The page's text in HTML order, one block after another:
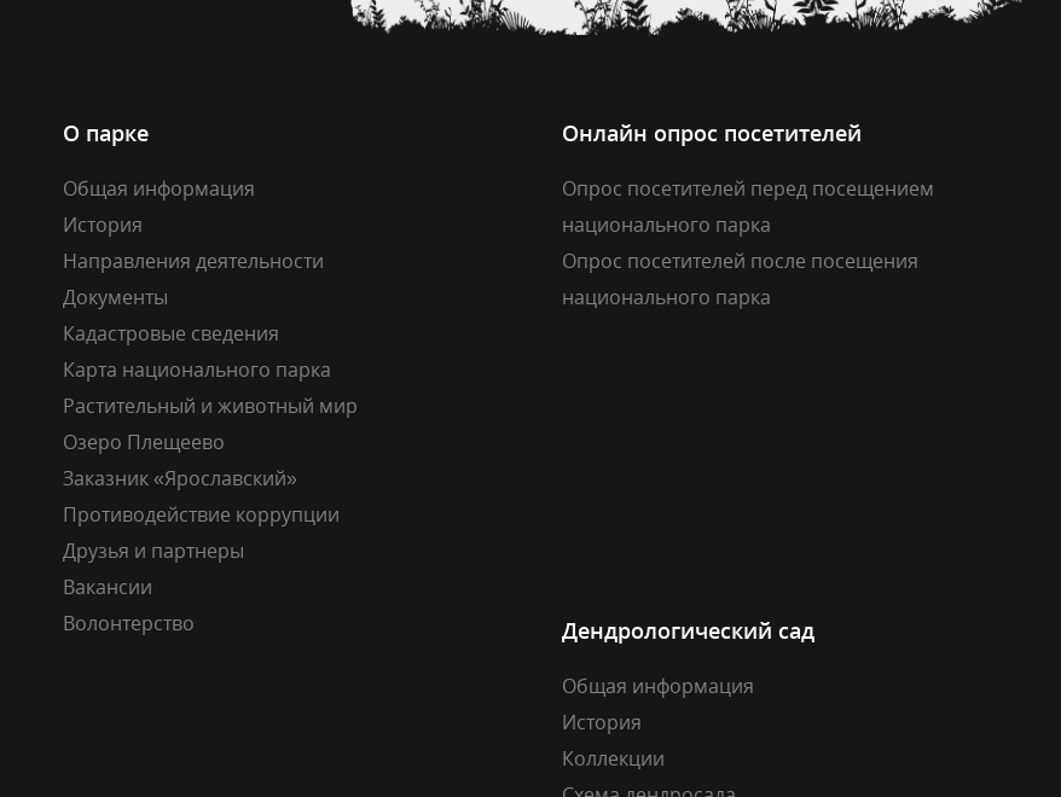
О парке
Общая информация
История
Направления деятельности
Документы
Кадастровые сведения
Карта национального парка
Растительный и животный мир
Озеро Плещеево
Заказник «Ярославский»
Противодействие коррупции
Друзья и партнеры
Вакансии
Волонтерство
Онлайн опрос посетителей
Опрос посетителей перед посещением
национального парка
Опрос посетителей после посещения
национального парка
Дендрологический сад
Общая информация
История
Коллекции